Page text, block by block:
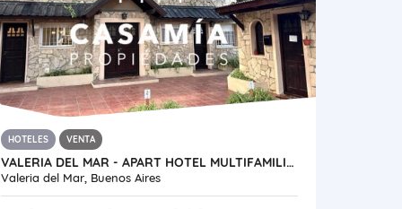
HOTELES VENTA
VALERIA DEL MAR - APART HOTEL MULTIFAMILIAR A 20 MTS DEL MAR
Valeria del Mar, Buenos Aires